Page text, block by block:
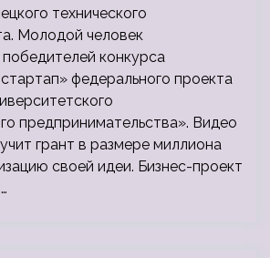
технического
Молодой человек
конкурса
федерального проекта
предпринимательства». Видео
грант в размере миллиона
своей идеи. Бизнес-проект